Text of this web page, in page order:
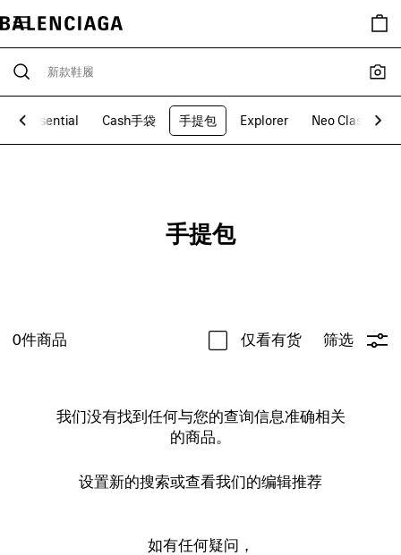
Essential Cash手袋 手提包 Explorer Neo Classic 配
手提包
0件商品 仅看有货 筛选
我们没有找到任何与您的查询信息准确相关
的商品。
设置新的搜索或查看我们的编辑推荐
如有任何疑问，